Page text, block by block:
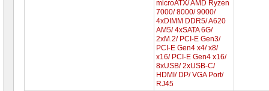
microATX/ AMD Ryzen
7000/ 8000/ 9000/
4xDIMM DDR5/ A620
AM5/ 4xSATA 6G/
2xM.2/ PCI-E Gen3/
PCI-E Gen4 x4/ x8/
x16/ PCI-E Gen4 x16/
8xUSB/ 2xUSB-C/
HDMI/ DP/ VGA Port/
RJ45